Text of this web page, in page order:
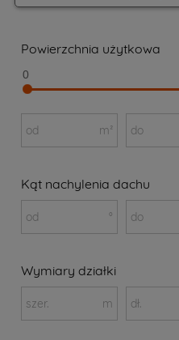
Powierzchnia użytkowa
0
od m² do
Kąt nachylenia dachu
od ° do
Wymiary działki
szer. m dł.